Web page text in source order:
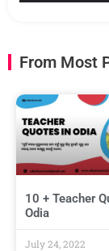
From Most
10 + Teacher
Odia
July 24, 2022